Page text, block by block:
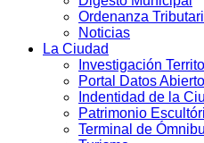
Ordenanza
Noticias
La Ciudad
Investigación
Portal Datos
Indentidad de la
Patrimonio
Terminal de